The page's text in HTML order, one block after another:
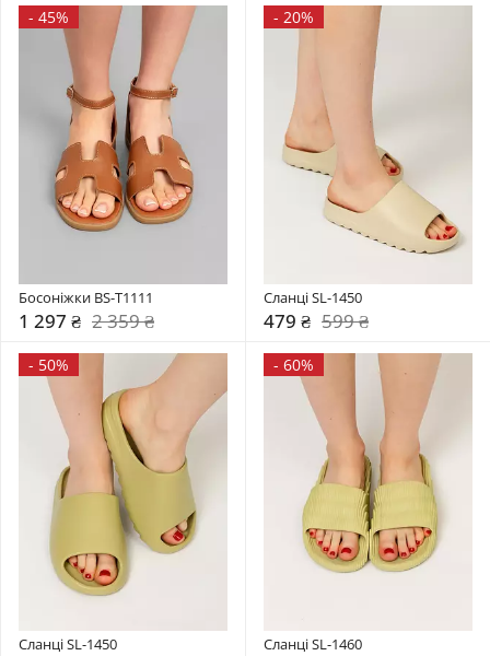
- 45%
Босоніжки BS-T1111
1 297 ₴ 2 359 ₴
- 20%
Сланці SL-1450
479 ₴ 599 ₴
- 50%
Сланці SL-1450
- 60%
Сланці SL-1460